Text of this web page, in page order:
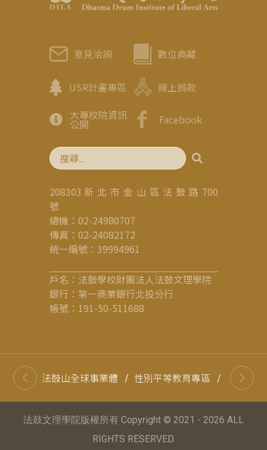
意見洽詢 數位典藏
USR計畫專區
線上捐款
大專校院資訊
公開 Facebook
208303 新 北 市 金 山 區 法 鼓 路 700
號
總機：02-24980707
傳真：02-24082172
統一編號：39994961
戶名：法鼓學校財團法人法鼓文理學院
銀行：第一商業銀行北投分行
帳號：191-50-511688
法鼓山全球事業體 / 性別平等教育專區 / 高等教
法鼓文理學院版權所有 Copyright © 2021 - 2026 ALL
RIGHTS RESERVED.